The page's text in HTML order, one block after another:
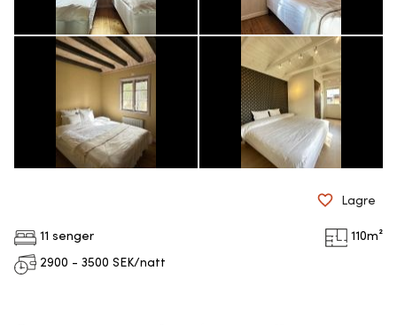
11 senger 110m²
2900 - 3500 SEK/natt
Lagre